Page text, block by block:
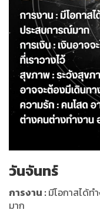
วันจันทร์
การงาน :มีโอกาสได้
มาก